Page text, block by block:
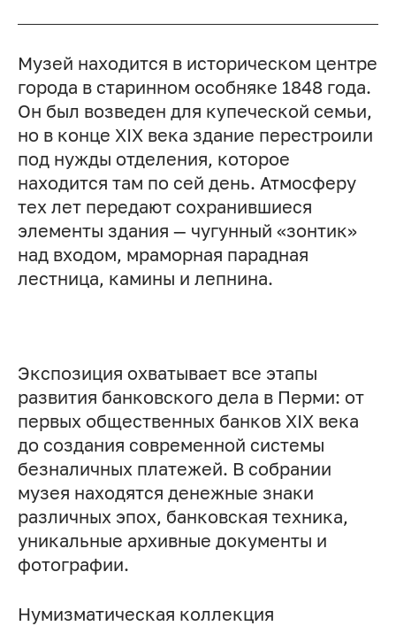
Музей находится в историческом центре
города в старинном особняке 1848 года.
Он был возведен для купеческой семьи,
но в конце XIX века здание перестроили
под нужды отделения, которое
находится там по сей день. Атмосферу
тех лет передают сохранившиеся
элементы здания — чугунный «зонтик»
над входом, мраморная парадная
лестница, камины и лепнина.
Экспозиция охватывает все этапы
развития банковского дела в Перми: от
первых общественных банков XIX века
до создания современной системы
безналичных платежей. В собрании
музея находятся денежные знаки
различных эпох, банковская техника,
уникальные архивные документы и
фотографии.
Нумизматическая коллекция